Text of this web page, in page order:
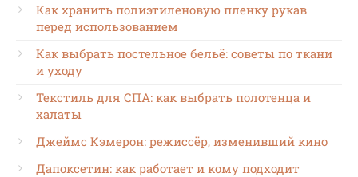
Как хранить полиэтиленовую пленку рукав
перед использованием
Как выбрать постельное бельё: советы по ткани
и уходу
Текстиль для СПА: как выбрать полотенца и
халаты
Джеймс Кэмерон: режиссёр, изменивший кино
Дапоксетин: как работает и кому подходит